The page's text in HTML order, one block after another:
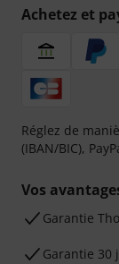
Achetez et
Réglez de
(IBAN/BIC),
Vos
Ga­ran­tie
Garantie 30